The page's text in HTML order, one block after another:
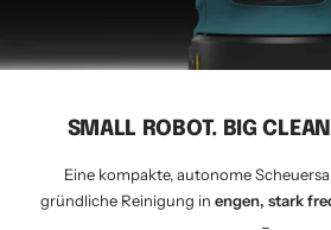
SMALL ROBOT. BIG
Eine kompakte, autonome
gründliche Reinigung in engen, stark